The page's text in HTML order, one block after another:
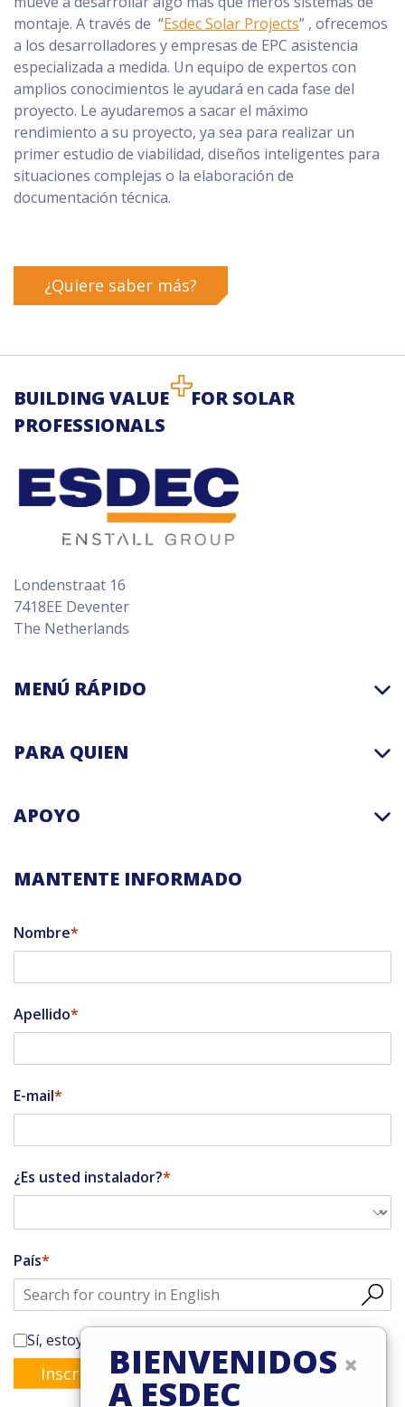
montaje. A través de “Esdec Solar Projects” , ofrecemos
a los desarrolladores y empresas de EPC asistencia
especializada a medida. Un equipo de expertos con
amplios conocimientos le ayudará en cada fase del
proyecto. Le ayudaremos a sacar el máximo
rendimiento a su proyecto, ya sea para realizar un
primer estudio de viabilidad, diseños inteligentes para
situaciones complejas o la elaboración de
documentación técnica.
¿Quiere saber más?
BUILDING VALUE
FOR SOLAR
PROFESSIONALS
Londenstraat 16
7418EE Deventer
The Netherlands
MENÚ RÁPIDO
PARA QUIEN
APOYO
MANTENTE INFORMADO
Nombre
Apellido
E-mail
¿Es usted instalador?
País
Sí, estoy suscrito al boletín de Enstall
Inscribirse ×
BIENVENIDOS
A ESDEC